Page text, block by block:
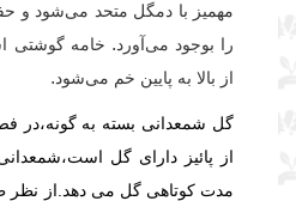
مهمیز با دمگل متحد می‌شود و
را بوجود می‌آورد. خامه گوشتی
از بالا به پایین خم می‌شود.
گل شمعدانی بسته به گونه،در
از پائیز دارای گل
مدت کوتاهی گل می دهد.از نظر